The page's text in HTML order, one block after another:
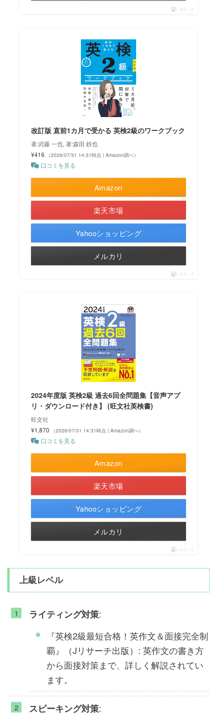
ポチップ
改訂版 直前1カ月で受かる 英検2級のワークブック
著:武藤 一也, 著:森田 鉄也
¥416
（2026/07/31 14:31時点 | Amazon調べ）
口コミを見る
Amazon
楽天市場
Yahooショッピング
メルカリ
ポチップ
2024年度版 英検2級 過去6回全問題集【音声アプ
リ・ダウンロード付き】 (旺文社英検書)
旺文社
¥1,870
（2026/07/31 14:31時点 | Amazon調べ）
口コミを見る
Amazon
楽天市場
Yahooショッピング
メルカリ
ポチップ
上級レベル
ライティング対策:
『英検2級最短合格！英作文＆面接完全制
覇』（Jリサーチ出版）: 英作文の書き方
から面接対策まで、詳しく解説されてい
ます。
スピーキング対策: